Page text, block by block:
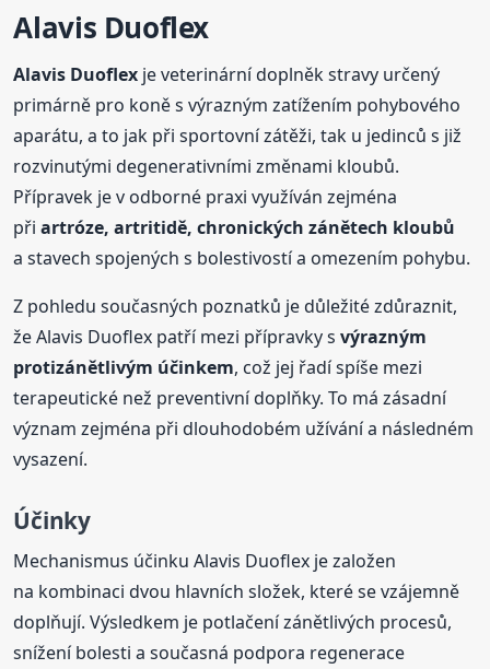
Alavis Duoflex
Alavis Duoflex je veterinární doplněk stravy určený
primárně pro koně s výrazným zatížením pohybového
aparátu, a to jak při sportovní zátěži, tak u jedinců s již
rozvinutými degenerativními změnami kloubů.
Přípravek je v odborné praxi využíván zejména
přiartróze, artritidě, chronických zánětech kloubů
a stavech spojených s bolestivostí a omezením pohybu.
Z pohledu současných poznatků je důležité zdůraznit,
že Alavis Duoflex patří mezi přípravky svýrazným
protizánětlivým účinkem, což jej řadí spíše mezi
terapeutické než preventivní doplňky. To má zásadní
význam zejména při dlouhodobém užívání a následném
vysazení.
Účinky
Mechanismus účinku Alavis Duoflex je založen
na kombinaci dvou hlavních složek, které se vzájemně
doplňují. Výsledkem je potlačení zánětlivých procesů,
snížení bolesti a současná podpora regenerace